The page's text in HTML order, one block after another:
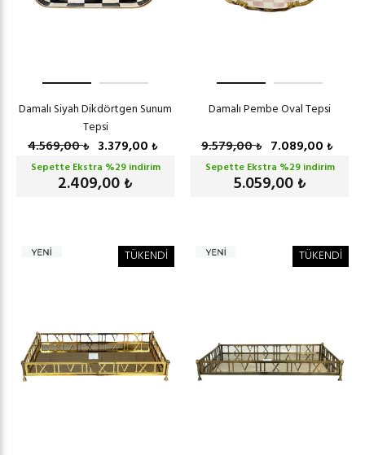
Damalı Siyah Dikdörtgen Sunum
Tepsi
4.569,00₺ 3.379,00 ₺
Sepette Ekstra %29indirim
2.409,00 ₺
Damalı Pembe Oval Tepsi
9.579,00₺ 7.089,00 ₺
Sepette Ekstra %29indirim
5.059,00 ₺
TÜKENDİ TÜKENDİ